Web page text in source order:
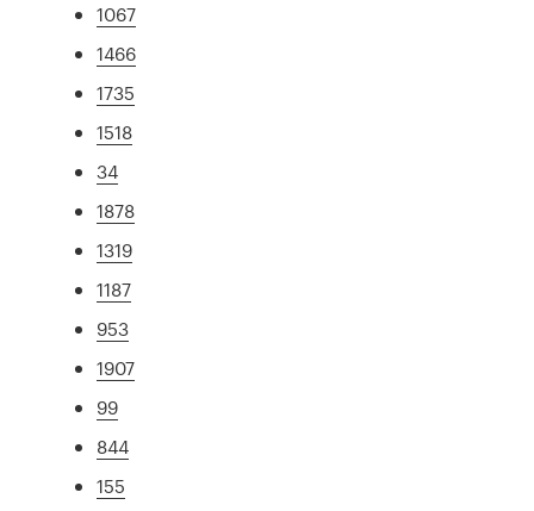
1067
1466
1735
1518
34
1878
1319
1187
953
1907
99
844
155